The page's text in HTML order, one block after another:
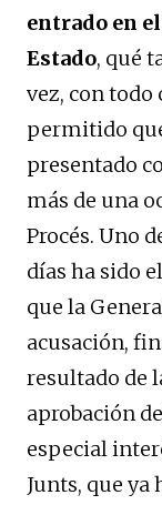
entrado en
Estado, qué
vez, con
permitido
presentado
más de una
Procés. Uno
días ha sido
que la
acusación,
resultado de
aprobación
especial
Junts, que ya